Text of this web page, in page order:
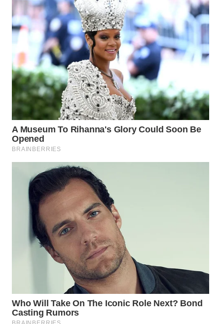
WN
LANGKAT
WN
TAPANULI
SELATAN
WN
TANJUNG
LESUNG
WN
WN
SIMALUNGUN
WN
LABUHANBATU
WN DELI
SERDANG